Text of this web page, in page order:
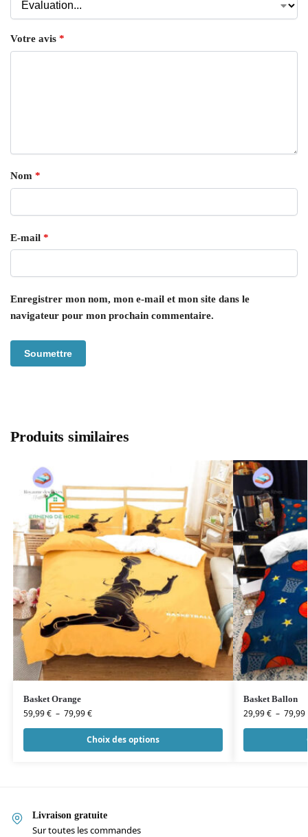
Votre avis *
Nom *
E-mail *
Enregistrer mon nom, mon e-mail et mon site dans le
navigateur pour mon prochain commentaire.
Produits similaires
Basket Orange
59,99€ – 79,99€
Choix des options
Basket Ballon
29,99€ – 79,99
Livraison gratuite
Sur toutes les commandes